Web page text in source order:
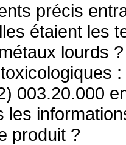
précis
étaient les
lourds
003.20.000
les
produit ?